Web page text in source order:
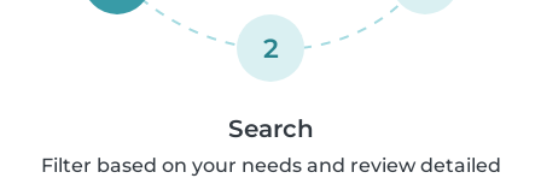
2
Search
Filter based on your needs and review detailed